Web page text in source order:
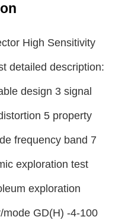
High Sensitivity
detailed description:
design 3 signal
5 property
frequency band 7
exploration test
exploration
GD(H) -4-100